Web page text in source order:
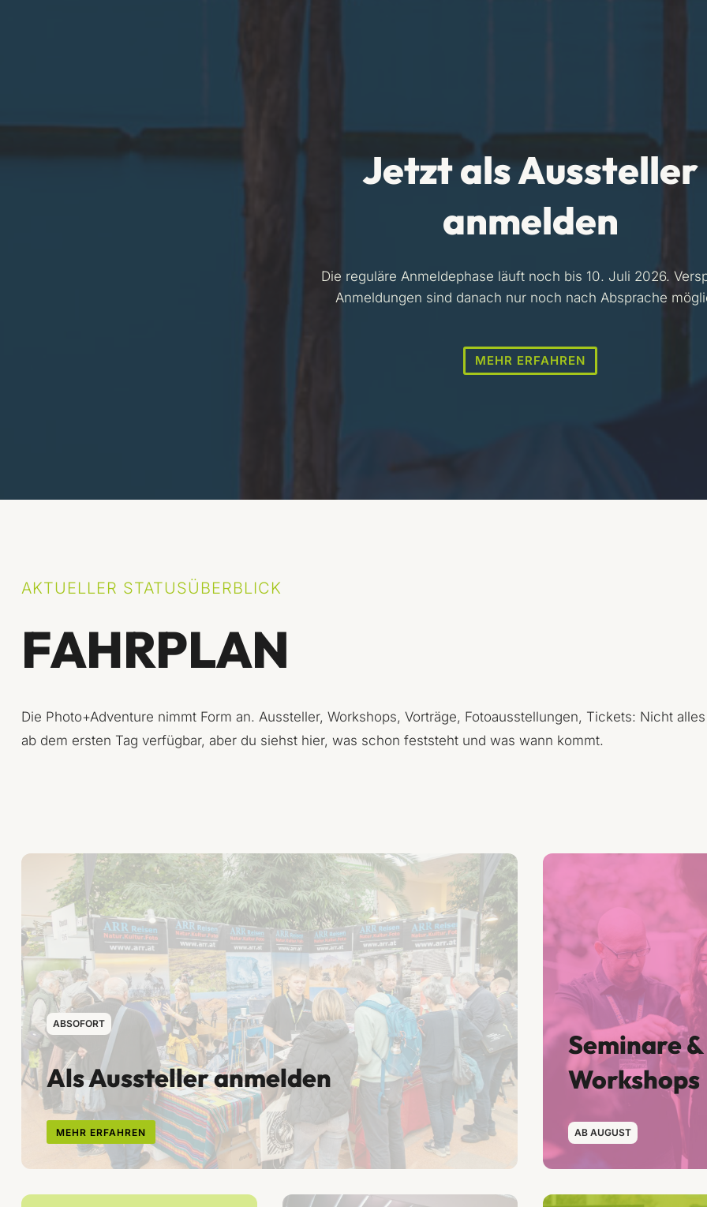
Jetzt als Aussteller
anmelden
Die reguläre Anmeldephase läuft noch bis 10. Juli 2026.
Anmeldungen sind danach nur noch nach Absprache
MEHR ERFAHREN
AKTUELLER STATUSÜBERBLICK
FAHRPLAN
Die Photo+Adventure nimmt Form an. Aussteller, Workshops, Vorträge, Fotoausstellungen, Tickets: Nicht
ab dem ersten Tag verfügbar, aber du siehst hier, was schon feststeht und was wann kommt.
ABSOFORT
Als Aussteller anmelden
MEHR ERFAHREN
Seminare &
Workshops
AB AUGUST